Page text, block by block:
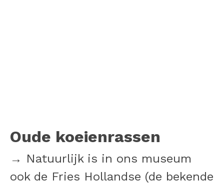
Oude koeienrassen
→ Natuurlijk is in ons museum
ook de Fries Hollandse (de bekende